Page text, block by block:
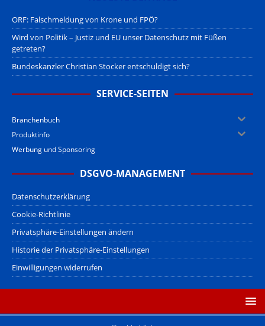
ORF: Falschmeldung von Krone und FPÖ?
Wird von Politik – Justiz und EU unser Datenschutz mit Füßen
getreten?
Bundeskanzler Christian Stocker entschuldigt sich?
SERVICE-SEITEN
Branchenbuch
Produktinfo
Werbung und Sponsoring
DSGVO-MANAGEMENT
Datenschutzerklärung
Cookie-Richtlinie
Privatsphäre-Einstellungen ändern
Historie der Privatsphäre-Einstellungen
Einwilligungen widerrufen